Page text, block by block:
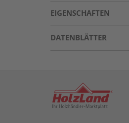
EIGENSCHAFTEN
DATENBLÄTTER